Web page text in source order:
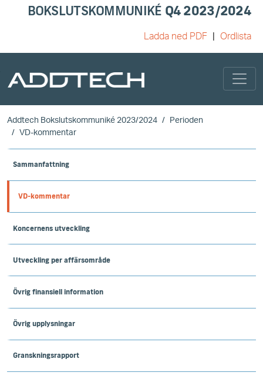
BOKSLUTSKOMMUNIKÉ Q4 2023/2024
Ladda ned PDF Ordlista
Skip to main content
Addtech Bokslutskommuniké 2023/2024
Perioden
VD-kommentar
Sammanfattning
VD-kommentar
Koncernens utveckling
Utveckling per affärsområde
Övrig finansiell information
Övrig upplysningar
Granskningsrapport